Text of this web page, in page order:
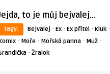
to je můj bejvalej…
Tagy: Bejvalej · Ex · Ex přítel · Kluk·
· Moře · Mořská panna · Muž ·
· Žralok